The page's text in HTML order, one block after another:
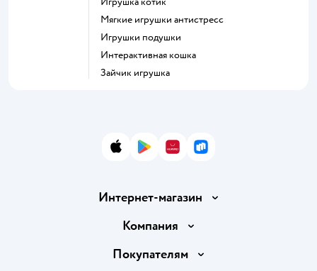
Мягкие игрушки антистресс
Игрушки подушки
Интерактивная кошка
Зайчик игрушка
App StoreGoogle Play
AppGallery
RuStore
Интернет-магазин
Доставка и оплата
Правила продажи
Компания
Вакансии
Покупателям